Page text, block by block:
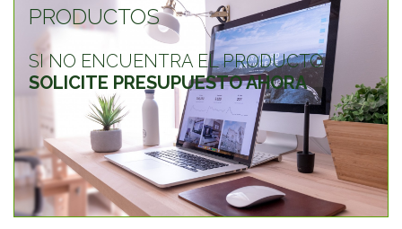
PRODUCTOS
SI NO ENCUENTRA EL PRODUCTO
SOLICITE PRESUPUESTO AHORA